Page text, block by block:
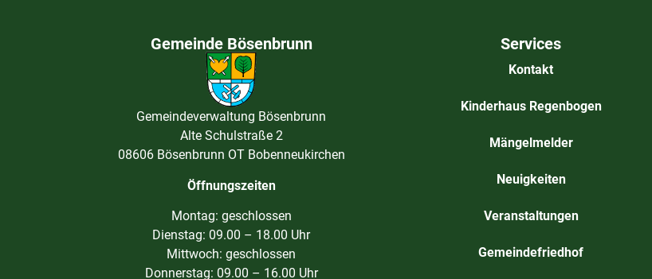
Gemeinde Bösenbrunn
Gemeindeverwaltung Bösenbrunn
Alte Schulstraße 2
08606 Bösenbrunn OT Bobenneukirchen
Öffnungszeiten
Montag: geschlossen
Dienstag: 09.00 – 18.00 Uhr
Mittwoch: geschlossen
Donnerstag: 09.00 – 16.00 Uhr
Services
Kontakt
Kinderhaus Regenbogen
Mängelmelder
Neuigkeiten
Veranstaltungen
Gemeindefriedhof